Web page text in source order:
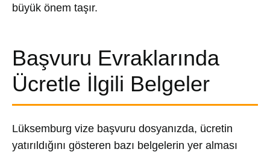
büyük önem taşır.
Başvuru Evraklarında
Ücretle İlgili Belgeler
Lüksemburg vize başvuru dosyanızda, ücretin
yatırıldığını gösteren bazı belgelerin yer alması